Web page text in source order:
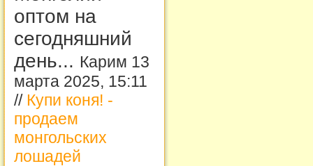
оптом на
сегодняшний
день... Карим 13
марта 2025, 15:11
// Купи коня! -
продаем
монгольских
лошадей